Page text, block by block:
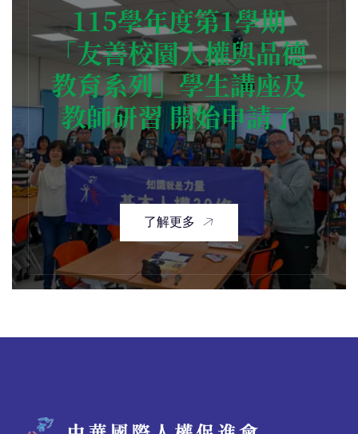
115學年度第1學期
「友善校園人權與品德
教育系列」學生講座及
教師研習 開始申請了
了解更多